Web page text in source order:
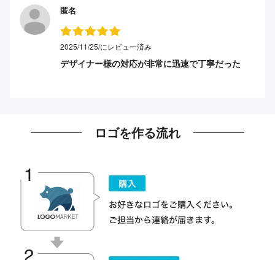
匿名
2025/11/25/にレビュー済み
デザイナー様の対応が非常に迅速で丁寧だった
ロゴを作る流れ